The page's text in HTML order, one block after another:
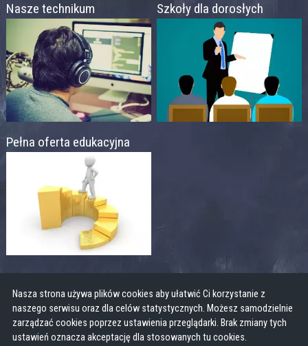
Nasze technikum Szkoły dla dorosłych
Pełna oferta edukacyjna
Nasza strona używa plików cookies aby ułatwić Ci korzystanie z
naszego serwisu oraz dla celów statystycznych. Możesz samodzielnie
zarządzać cookies poprzez ustawienia przeglądarki. Brak zmiany tych
ustawień oznacza akceptację dla stosowanych tu cookies.